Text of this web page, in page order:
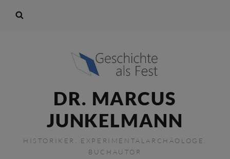
DR. MARCUS
JUNKELMANN
HISTORIKER, EXPERIMENTALARCHÄOLOGE,
BUCHAUTOR